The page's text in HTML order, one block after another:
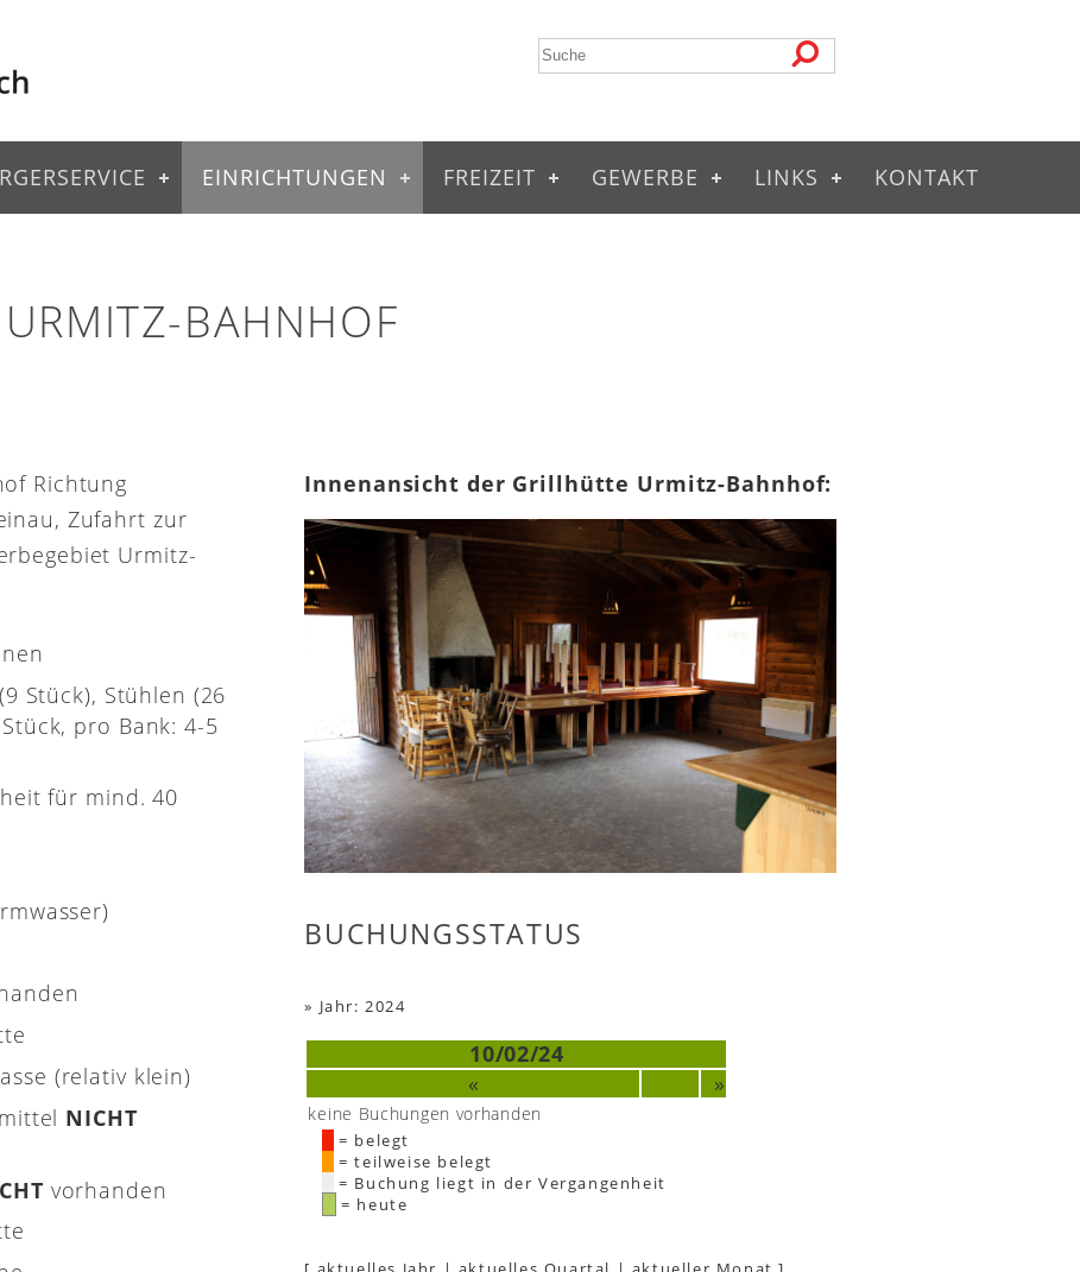
EINRICHTUNGEN FREIZEIT GEWERBE LINKS KONTAKT
BAHNHOF
Richtung
Zufahrt zur
Urmitz-
Stück), Stühlen (26
pro Bank: 4-5
für mind. 40
(relativ klein)
NICHT
vorhanden
Innenansicht der Grillhütte Urmitz-Bahnhof:
BUCHUNGSSTATUS
» Jahr: 2024
10/02/24
«
»
keine Buchungen vorhanden
= belegt
= teilweise belegt
= Buchung liegt in der Vergangenheit
= heute